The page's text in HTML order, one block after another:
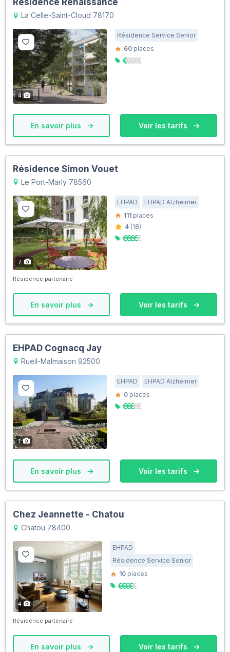
Résidence Renaissance
La Celle-Saint-Cloud 78170
4
Résidence Service Senior
60 places
En savoir plus Voir les tarifs
Résidence Simon Vouet
Le Port-Marly 78560
7
EHPAD
EHPAD Alzheimer
111 places
4 (18)
Résidence partenaire
En savoir plus Voir les tarifs
EHPAD Cognacq Jay
Rueil-Malmaison 92500
1
EHPAD
EHPAD Alzheimer
0 places
En savoir plus Voir les tarifs
Chez Jeannette - Chatou
Chatou 78400
4
EHPAD
Résidence Service Senior
10places
Résidence partenaire
En savoir plus Voir les tarifs